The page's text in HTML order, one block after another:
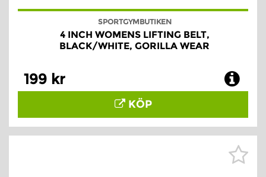
SPORTGYMBUTIKEN
4 INCH WOMENS LIFTING BELT,
BLACK/WHITE, GORILLA WEAR
199 kr
KÖP